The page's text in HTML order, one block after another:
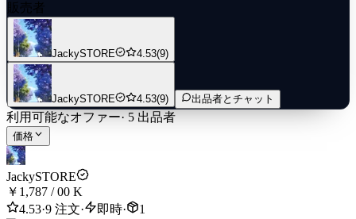
If u having question & trouble feel free to contact us ! We are
available to help u !
JackySTORE 🔥🔥🔥
We need some information that u can provide to us :
-UID profile of PUBG Account
We will send to u as quick as fast we can
How to start the transaction?
Add our product to your cart and check out using any
available payment method.
販売者
JackySTORE 4.53(9)
JackySTORE 4.53(9) 出品者とチャット
利用可能なオファー· 5 出品者
価格
JackySTORE
￥1,787 /00 K
4.53·9 注文· 即時· 1